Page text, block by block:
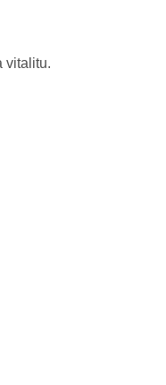
vitalitu.